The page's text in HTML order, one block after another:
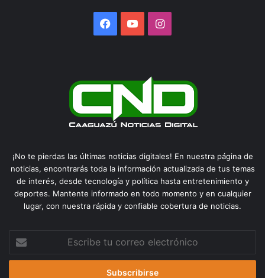
Facebook
YouTubeInstagram
¡No te pierdas las últimas noticias digitales! En nuestra página de
noticias, encontrarás toda la información actualizada de tus temas
de interés, desde tecnología y política hasta entretenimiento y
deportes. Mantente informado en todo momento y en cualquier
lugar, con nuestra rápida y confiable cobertura de noticias.
correo